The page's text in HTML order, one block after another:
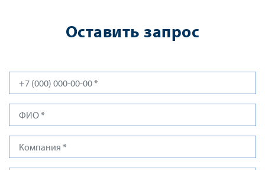
Оставить запрос